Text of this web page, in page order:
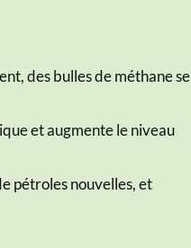
des bulles de méthane se
et augmente le niveau
pétroles nouvelles, et